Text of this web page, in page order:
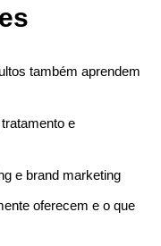
também aprendem
e
e brand marketing
oferecem e o que